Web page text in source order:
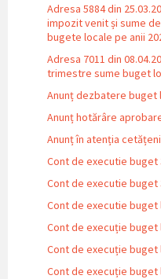
Adresa 5884 din
impozit venit și sume
bugete locale pe anii
Adresa 7011 din
trimestre sume buget
Anunț dezbatere buget
Anunț hotărâre
Anunț în atenția
Cont de executie buget
Cont de executie buget
Cont de executie buget
Cont de execuție buget
Cont de execuție buget
Cont de execuție buget